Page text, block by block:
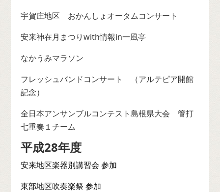
宇賀庄地区 おかんしょオータムコンサート
安来神在月まつりwith情報in一風亭
なかうみマラソン
フレッシュバンドコンサート （アルテピア開館
記念）
全日本アンサンブルコンテスト島根県大会 管打
七重奏１チーム
平成28年度
安来地区楽器別講習会 参加
東部地区吹奏楽祭 参加